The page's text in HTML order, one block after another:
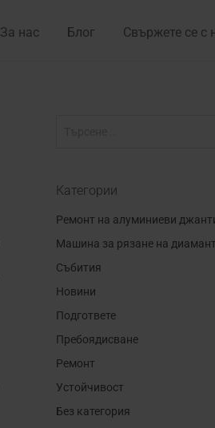
За нас Блог Свържете се с
Категории
Ремонт на алуминиеви
Машина за рязане на
Събития
Новини
Подгответе
Пребоядисване
Ремонт
Устойчивост
Без категория